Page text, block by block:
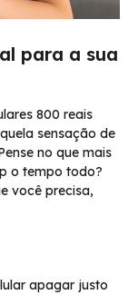
para a sua
800 reais
sensação de
no que mais
o tempo todo?
você precisa,
apagar justo